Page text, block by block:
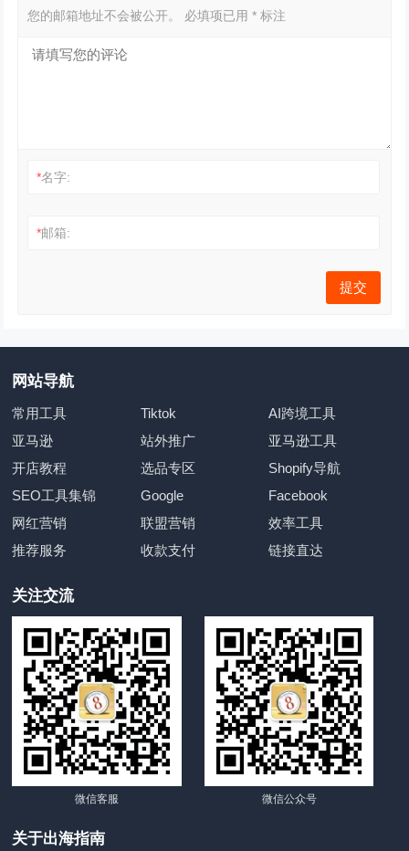
您的邮箱地址不会被公开。 必填项已用* 标注
*名字:
*邮箱:
网站导航
常用工具 Tiktok
AI跨境工具
亚马逊
站外推广
亚马逊工具
开店教程
选品专区
Shopify导航
SEO工具集锦
Google
Facebook
网红营销
联盟营销
效率工具
推荐服务
收款支付 链接直达
关注交流
微信客服 微信公众号
关于出海指南